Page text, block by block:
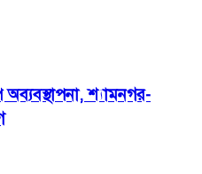
শ্যামনগর-